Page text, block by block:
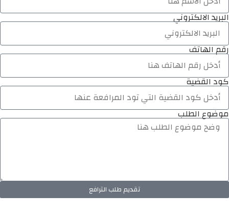
البريد الالكتروني
رقم الهاتف
كود القضية
موضوع الطلب
تقديم طلب الترافع